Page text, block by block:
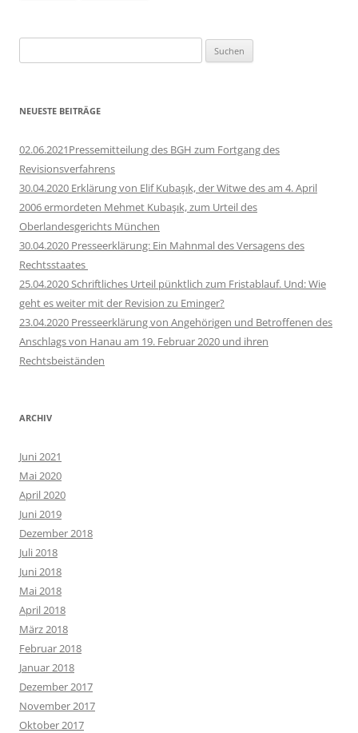
nach:
NEUESTE BEITRÄGE
02.06.2021Pressemitteilung des BGH zum Fortgang des
Revisionsverfahrens
30.04.2020 Erklärung von Elif Kubaşık, der Witwe des am 4. April
2006 ermordeten Mehmet Kubaşık, zum Urteil des
Oberlandesgerichts München
30.04.2020 Presseerklärung: Ein Mahnmal des Versagens des
Rechtsstaates
25.04.2020 Schriftliches Urteil pünktlich zum Fristablauf. Und: Wie
geht es weiter mit der Revision zu Eminger?
23.04.2020 Presseerklärung von Angehörigen und Betroffenen des
Anschlags von Hanau am 19. Februar 2020 und ihren
Rechtsbeiständen
ARCHIV
Juni 2021
Mai 2020
April 2020
Juni 2019
Dezember 2018
Juli 2018
Juni 2018
Mai 2018
April 2018
März 2018
Februar 2018
Januar 2018
Dezember 2017
November 2017
Oktober 2017